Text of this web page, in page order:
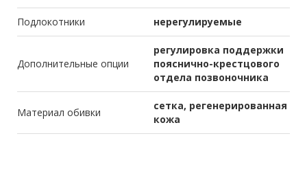
Подлокотники нерегулируемые
Дополнительные опции
регулировка поддержки
пояснично-крестцового
отдела позвоночника
Материал обивки
сетка, регенерированная
кожа